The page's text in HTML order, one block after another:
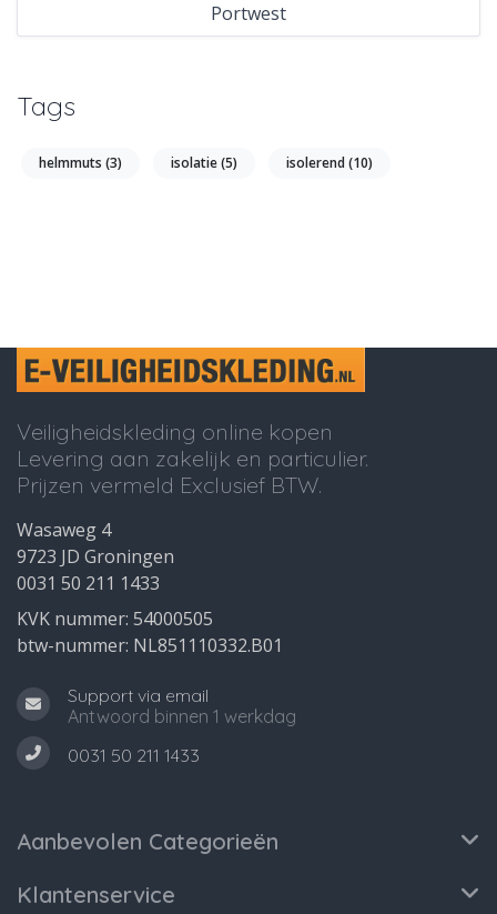
Portwest
Tags
helmmuts (3) isolatie(5) isolerend(10)
Veiligheidskleding online kopen
Levering aan zakelijk en particulier.
Prijzen vermeld Exclusief BTW.
Wasaweg 4
9723 JD Groningen
0031 50 211 1433
KVK nummer: 54000505
btw-nummer: NL851110332.B01
Support via email
Antwoord binnen 1 werkdag
0031 50 211 1433
Aanbevolen Categorieën
Klantenservice